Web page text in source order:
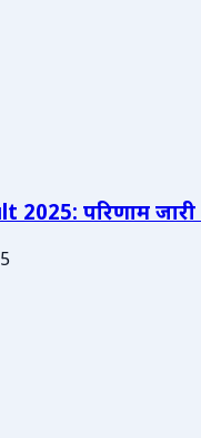
2025: परिणाम जारी